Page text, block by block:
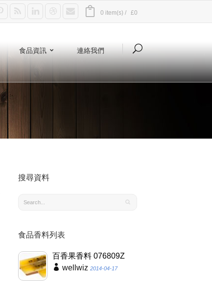
0 item(s) / £0
食品資訊 連絡我們
搜尋資料
食品香料列表
百香果香料 076809Z
wellwiz 2014-04-17